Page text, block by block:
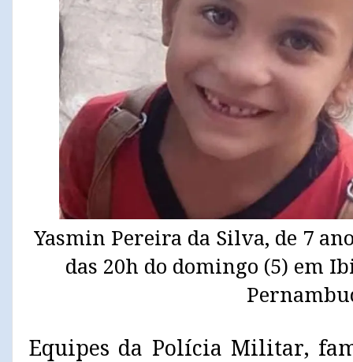
Yasmin Pereira da Silva, de 7
das 20h do domingo (5) em
Equipes da Polícia Militar,